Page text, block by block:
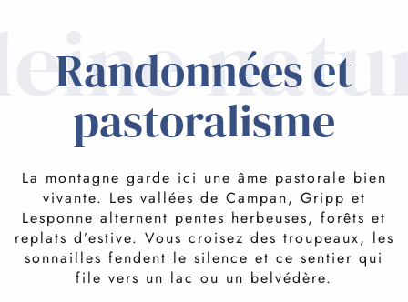
Randonnées et
pastoralisme
La montagne garde ici une âme pastorale bien
vivante. Les vallées de Campan, Gripp et
Lesponne alternent pentes herbeuses, forêts et
replats d’estive. Vous croisez des troupeaux, les
sonnailles fendent le silence et ce sentier qui
file vers un lac ou un belvédère.